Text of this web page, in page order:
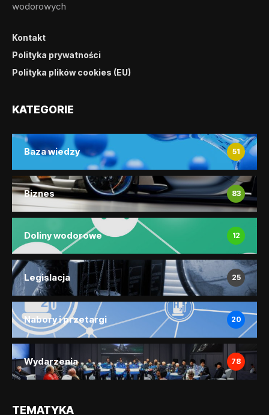
wodorowych
Kontakt
Polityka prywatności
Polityka plików cookies (EU)
KATEGORIE
Baza wiedzy 51
Biznes 83
Doliny wodorowe 12
Legislacja 25
Nabory i przetargi 20
Wydarzenia 78
TEMATYKA